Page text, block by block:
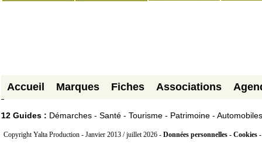
Accueil Marques Fiches Associations
12 Guides : Démarches - Santé - Tourisme - Patrimoine - Automobiles
Copyright Yalta Production - Janvier 2013 / juillet 2026 - Données personnelles - Cookies